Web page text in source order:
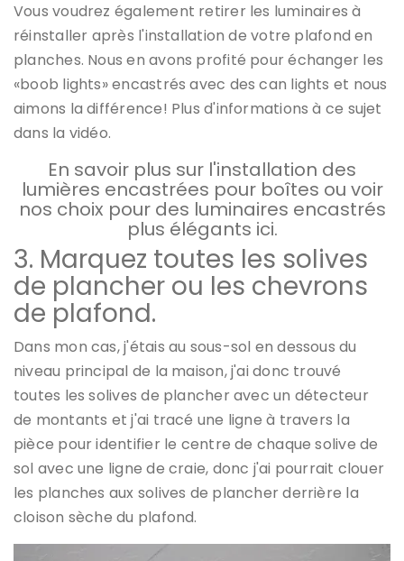
Vous voudrez également retirer les luminaires à
réinstaller après l'installation de votre plafond en
planches. Nous en avons profité pour échanger les
«boob lights» encastrés avec des can lights et nous
aimons la différence! Plus d'informations à ce sujet
dans la vidéo.
En savoir plus sur l'installation des
lumières encastrées pour boîtes ou voir
nos choix pour des luminaires encastrés
plus élégants ici.
3. Marquez toutes les solives
de plancher ou les chevrons
de plafond.
Dans mon cas, j'étais au sous-sol en dessous du
niveau principal de la maison, j'ai donc trouvé
toutes les solives de plancher avec un détecteur
de montants et j'ai tracé une ligne à travers la
pièce pour identifier le centre de chaque solive de
sol avec une ligne de craie, donc j'ai pourrait clouer
les planches aux solives de plancher derrière la
cloison sèche du plafond.